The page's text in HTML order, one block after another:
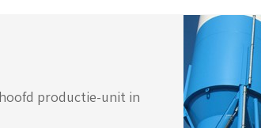
productie-unit in